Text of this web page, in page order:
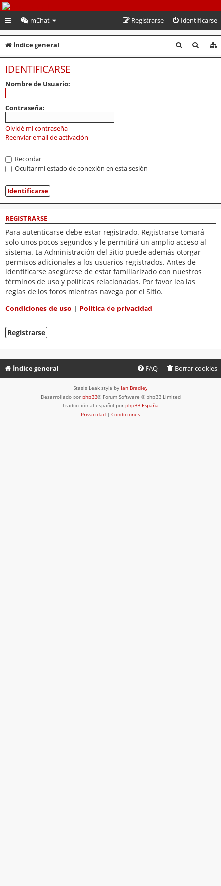
PeruVoley.com
mChat Identificarse
Registrarse
Índice general
u
u
IDENTIFICARSE
Nombre de Usuario:
Contraseña:
Olvidé mi contraseña
Reenviar email de activación
Recordar
Ocultar mi estado de conexión en esta sesión
REGISTRARSE
Para autenticarse debe estar registrado. Registrarse tomará
solo unos pocos segundos y le permitirá un amplio acceso al
sistema. La Administración del Sitio puede además otorgar
permisos adicionales a los usuarios registrados. Antes de
identificarse asegúrese de estar familiarizado con nuestros
términos de uso y políticas relacionadas. Por favor lea las
reglas de los foros mientras navega por el Sitio.
Condiciones de uso | Política de privacidad
Registrarse
Índice general Borrar cookies
FAQ
Stasis Leak style by Ian Bradley
Desarrollado por phpBB® Forum Software © phpBB Limited
Traducción al español por phpBB España
Privacidad | Condiciones